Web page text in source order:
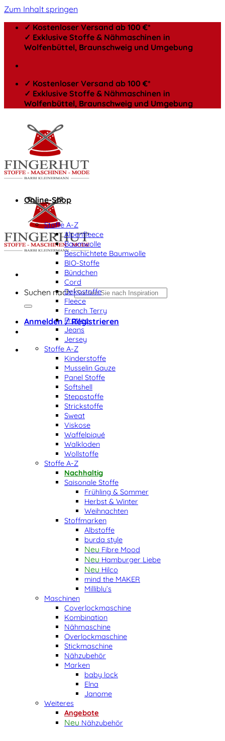
Zum Inhalt springen
✓ Kostenloser Versand ab 100 €*
✓ Exklusive Stoffe & Nähmaschinen in
Wolfenbüttel, Braunschweig und Umgebung
✓ Kostenloser Versand ab 100 €*
✓ Exklusive Stoffe & Nähmaschinen in
Wolfenbüttel, Braunschweig und Umgebung
Suchen nach:
Anmelden / Registrieren
Online-Shop
Stoffe A-Z
Alpenfleece
Baumwolle
Beschichtete Baumwolle
BIO-Stoffe
Bündchen
Cord
Dekostoffe
Fleece
French Terry
Frottee
Jeans
Jersey
Stoffe A-Z
Kinderstoffe
Musselin Gauze
Panel Stoffe
Softshell
Steppstoffe
Strickstoffe
Sweat
Viskose
Waffelpiqué
Walkloden
Wollstoffe
Stoffe A-Z
Nachhaltig
Saisonale Stoffe
Frühling & Sommer
Herbst & Winter
Weihnachten
Stoffmarken
Albstoffe
burda style
Fibre Mood
Hamburger Liebe
Hilco
mind the MAKER
Milliblu’s
Maschinen
Coverlockmaschine
Kombination
Nähmaschine
Overlockmaschine
Stickmaschine
Nähzubehör
Marken
baby lock
Elna
Janome
Weiteres
Angebote
Nähzubehör